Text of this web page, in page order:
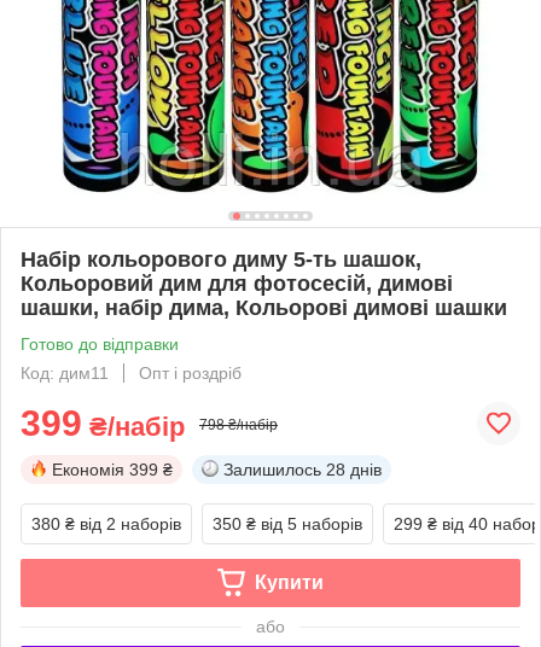
Набір кольорового диму 5-ть шашок,
Кольоровий дим для фотосесій, димові
шашки, набір дима, Кольорові димові шашки
Готово до відправки
Код: дим11
Опт і роздріб
399 ₴/набір 798 ₴/набір
Економія 399 ₴ Залишилось 28 днів
380 ₴ від 2 наборів 350 ₴ від 5 наборів 299 ₴ від 40
Купити
або